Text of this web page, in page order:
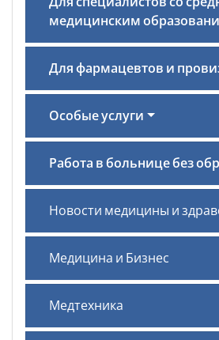
медицинским
Для фармацевтов и
Особые услуги
Работа в больнице без
Новости медицины и
Медицина и Бизнес
Медтехника